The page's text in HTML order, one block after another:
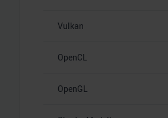
Vulkan
OpenCL
OpenGL